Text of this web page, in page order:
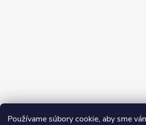
Používame súbory cookie, aby sme